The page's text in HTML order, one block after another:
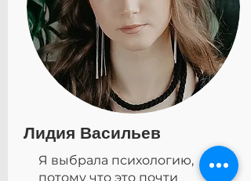
Лидия Васильев
Я выбрала психологию,
потому что это почти